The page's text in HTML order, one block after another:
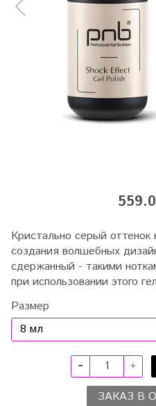
Кристально серый
создания волшебных
сдержанный - такими
при использовании этого
Размер
ЗАКАЗ В